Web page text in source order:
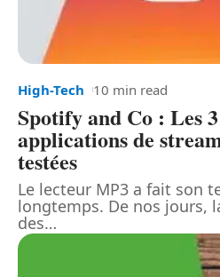
High-Tech 10 min read
Spotify and Co : Les
applications de
testées
Le lecteur MP3 a fait son
longtemps. De nos jours,
des…